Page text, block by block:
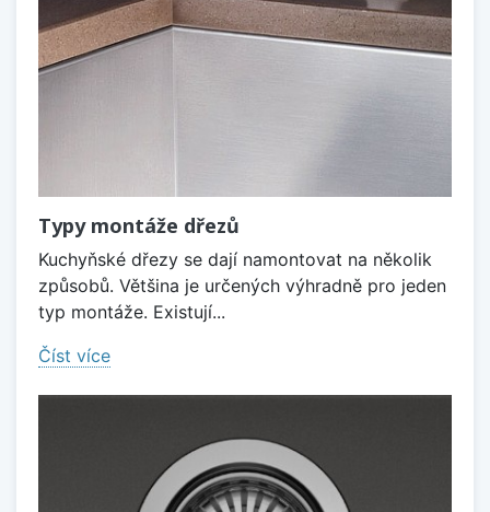
Typy montáže dřezů
Kuchyňské dřezy se dají namontovat na několik
způsobů. Většina je určených výhradně pro jeden
typ montáže. Existují...
Číst více